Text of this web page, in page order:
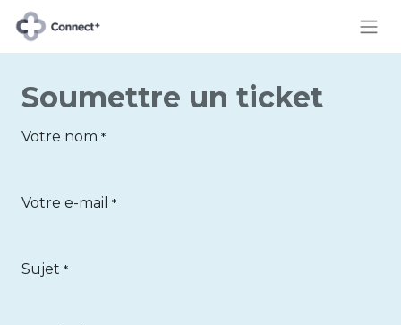
Soumettre un ticket
Votre nom *
Votre e-mail *
Sujet *